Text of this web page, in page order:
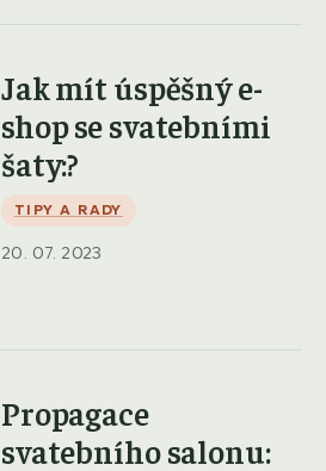
Jak mít úspěšný e-
shop se svatebními
šaty:?
TIPY A RADY
20. 07. 2023
Propagace
svatebního salonu: